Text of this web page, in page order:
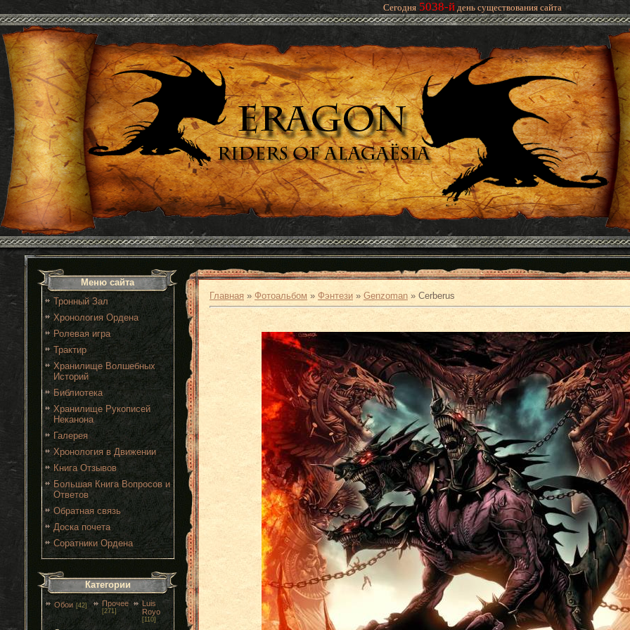
Сегодня 5038-й день существования сайта
Меню сайта
Тронный Зал
Хронология Ордена
Ролевая игра
Трактир
Хранилище Волшебных
Историй
Библиотека
Хранилище Рукописей
Неканона
Галерея
Хронология в Движении
Книга Отзывов
Большая Книга Вопросов и
Ответов
Обратная связь
Доска почета
Соратники Ордена
Категории
Обои [42] Прочее
[271]
Luis
Royo
[110]
Главная » Фотоальбом » Фэнтези » Genzoman » Cerberus